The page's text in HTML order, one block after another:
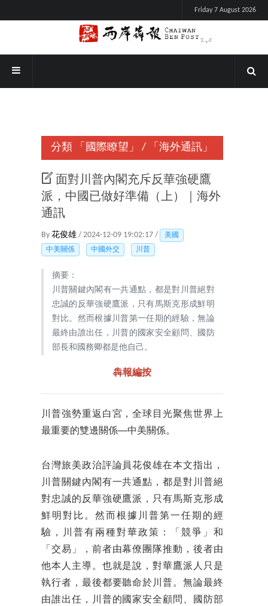
Friday 7 August 2026
分類 「國際瞭望」 / 「海外通訊」
面對川普內閣充斥反華強硬鷹
派，中國已做好準備（上）｜海外
通訊
By 花俊雄 / 2024-12-09 19:02:17 /
美國
中美關係
中國外交 川普
摘要：
川普關鍵內閣有一共通點，都是對川普絕對
忠誠的反華強硬鷹派，只有馬斯克形成鮮明
對比。然而根據川普第一任期的經驗，無論
最終由誰出任，川普的國家安全顧問、國防
部長和國務卿都是他自己。
犇報編按
川普強勢重返白宮，全球目光聚焦世界上
最重要的雙邊關係──中美關係。
台灣旅美政治評論員花俊雄在本文指出，
川普關鍵內閣有一共通點，都是對川普絕
對忠誠的反華強硬鷹派，只有馬斯克形成
鮮明對比。然而根據川普第一任期的經
驗，川普有兩種對華政策：「競爭」和
「交易」，前者由幕僚團隊推動，後者由
他本人主導。也就是說，對華鷹派人只是
執行者，最後都要聽命於川普。無論最終
由誰出任，川普的國家安全顧問、國防部